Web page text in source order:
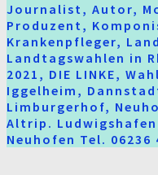
Journalist, Autor,
Produzent,
Krankenpfleger,
Landtagswahlen in
2021, DIE LINKE,
Iggelheim,
Limburgerhof,
Altrip.
Neuhofen Tel. 06236